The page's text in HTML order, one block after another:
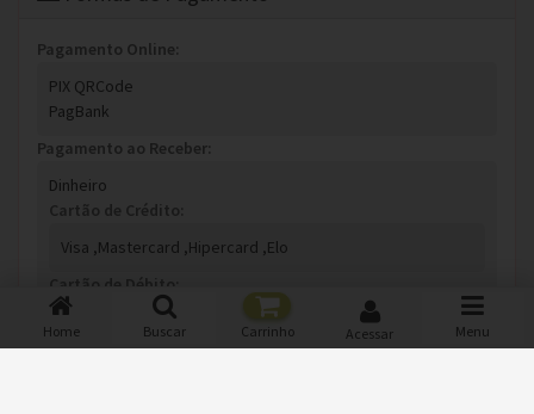
Home Buscar Carrinho Acessar Menu
Pagamento Online:
PIX QRCode
PagBank
Pagamento ao Receber:
Dinheiro
Cartão de Crédito:
Visa ,Mastercard ,Hipercard ,Elo
Cartão de Débito:
Visa ,
Mastercard , Hipercard ,Elo